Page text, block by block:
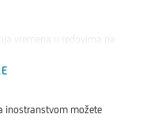
vremena u redovima na
vremenskom periodu
inostranstvom možete